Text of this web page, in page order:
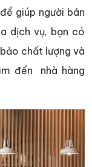
giúp người bán
dịch vụ, bạn có
chất lượng và
đến nhà hàng